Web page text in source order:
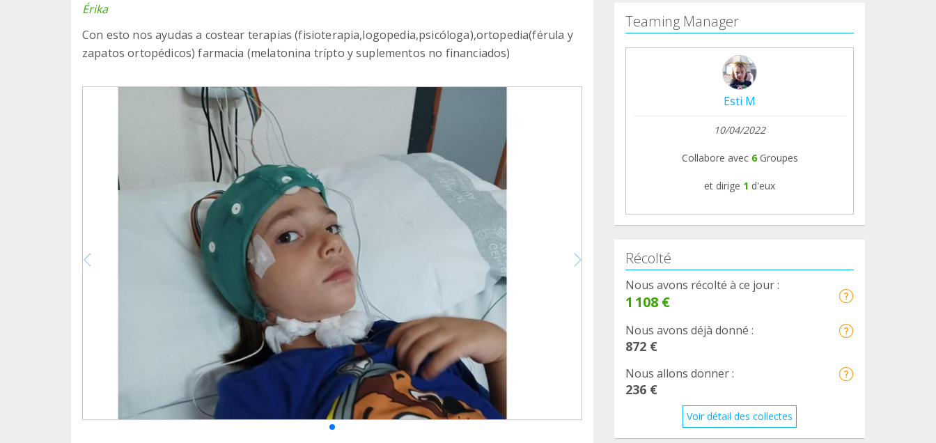
Érika
Con esto nos ayudas a costear terapias (fisioterapia,logopedia,psicóloga),ortopedia(férula y
zapatos ortopédicos) farmacia (melatonina trípto y suplementos no financiados)
Teaming Manager
Esti M
10/04/2022
Collabore avec6Groupes
et dirige 1 d'eux
Récolté
Nous avons récolté à ce jour :
1 108 €
Nous avons déjà donné :
872 €
Nous allons donner :
236 €
Voir détail des collectes